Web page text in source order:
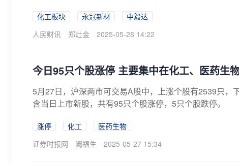
化工板块 永冠新材
中毅达
人民财讯
郑灶金 2025-05-28 14:22
今日95只个股涨停 主要集中在化工、医药生
5月27日，沪深两市可交易A股中，上涨个股有2539只，
含当日上市新股，共有95只个股涨停，5只个股跌停。
涨停 化工
医药生物
证券时报网
阙福生 2025-05-27 15:34